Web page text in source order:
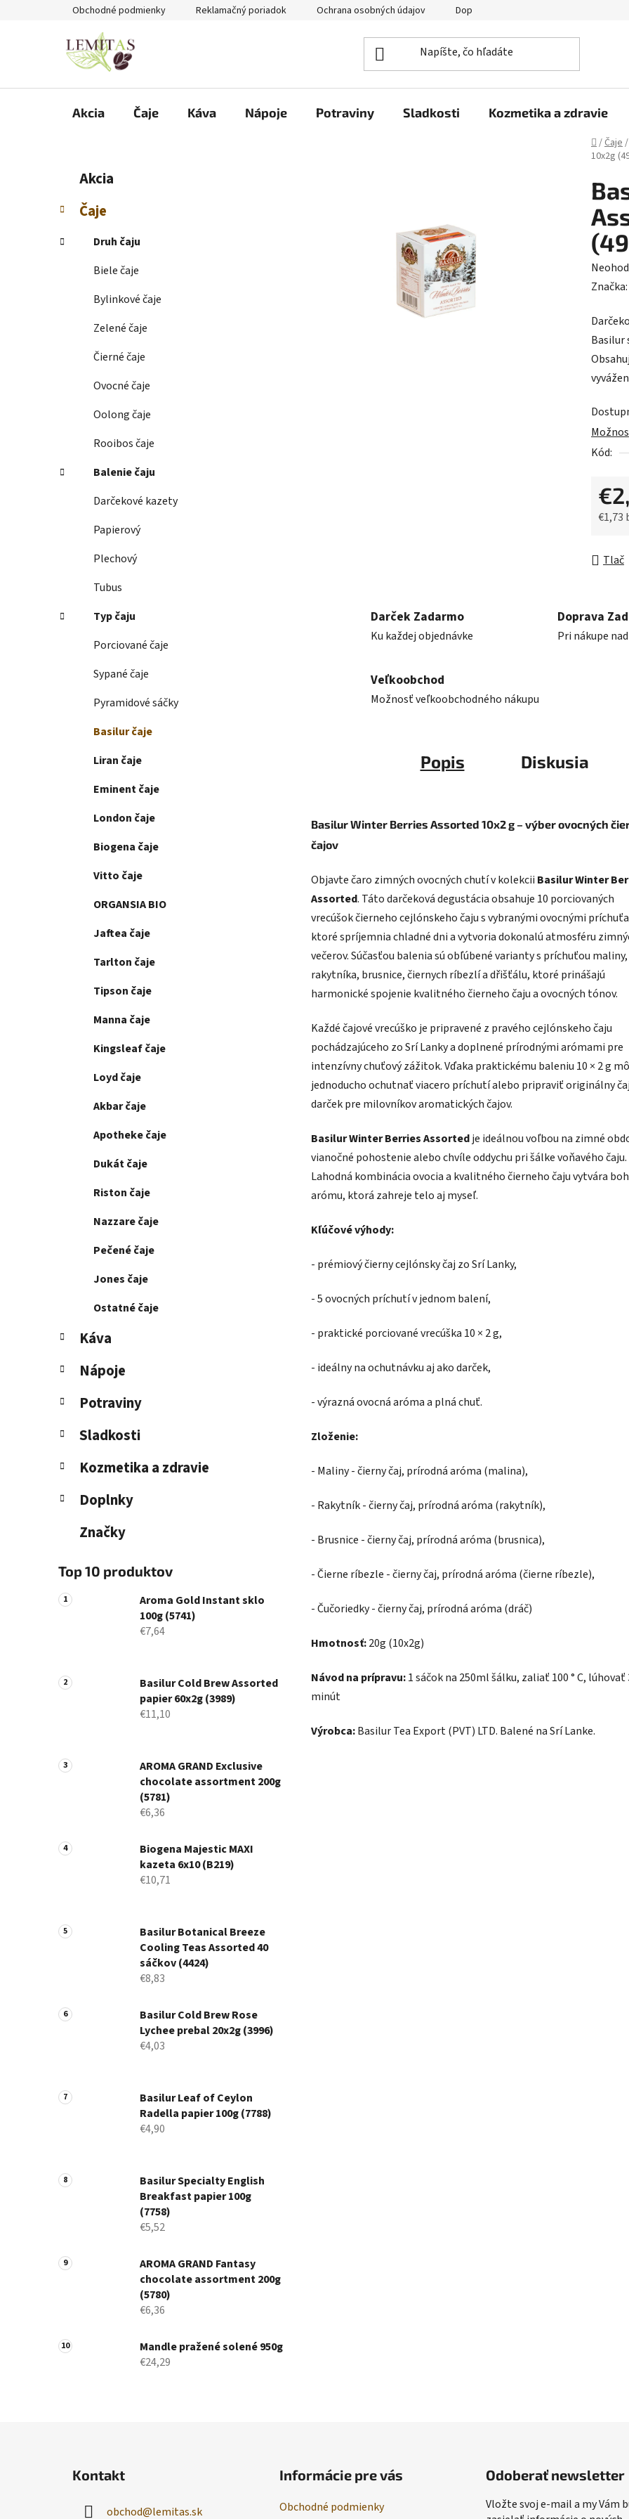
Obchodné podmienky Reklamačný poriadok Ochrana osobných údajov Doprava a platba
Akcia Čaje Káva Nápoje Potraviny Sladkosti Kozmetika a zdravie
Domov
/Čaje/
10x2g
č
ý
Preskočiť
kategórie
t
e
ó
Akcia
Čaje
Druh čaju
Biele čaje
Bylinkové čaje
Zelené čaje
Čierné čaje
Ovocné čaje
Oolong čaje
Rooibos čaje
Balenie čaju
Darčekové kazety
Papierový
Plechový
Tubus
Typ čaju
Porciované čaje
Sypané čaje
Pyramidové sáčky
Basilur čaje
Liran čaje
Eminent čaje
London čaje
Biogena čaje
Vitto čaje
ORGANSIA BIO
Jaftea čaje
Tarlton čaje
Tipson čaje
Manna čaje
Kingsleaf čaje
Loyd čaje
Akbar čaje
Apotheke čaje
Dukát čaje
Riston čaje
Nazzare čaje
Pečené čaje
Jones čaje
Ostatné čaje
Káva
Nápoje
Potraviny
Sladkosti
Kozmetika a zdravie
Doplnky
Značky
Top 10 produktov
Aroma Gold Instant sklo
100g (5741)
€7,64
Basilur Cold Brew Assorted
papier 60x2g (3989)
€11,10
AROMA GRAND Exclusive
chocolate assortment 200g
(5781)
€6,36
Biogena Majestic MAXI
kazeta 6x10 (B219)
€10,71
Basilur Botanical Breeze
Cooling Teas Assorted 40
sáčkov (4424)
€8,83
Basilur Cold Brew Rose
Lychee prebal 20x2g (3996)
€4,03
Basilur Leaf of Ceylon
Radella papier 100g (7788)
€4,90
Basilur Specialty English
Breakfast papier 100g
(7758)
€5,52
AROMA GRAND Fantasy
chocolate assortment 200g
(5780)
€6,36
Mandle pražené solené 950g
€24,29
je
0,0
z
5
Značka:
Basilur
Kód:
€1,73
Tlač
Darček Zadarmo
Ku každej objednávke
Doprava
Pri nákupe
Veľkoobchod
Možnosť veľkoobchodného nákupu
Popis Diskusia
Basilur Winter Berries Assorted 10x2 g – výber ovocných
čajov
Objavte čaro zimných ovocných chutí v kolekcii BasilurWinter
Assorted. Táto darčeková degustácia obsahuje 10 porciovaných
vrecúšok čierneho cejlónskeho čaju s vybranými ovocnými
ktoré spríjemnia chladné dni a vytvoria dokonalú atmosféru
večerov. Súčasťou balenia sú obľúbené varianty s príchuťou maliny,
rakytníka, brusnice, čiernych ríbezlí a dřišťálu, ktoré prinášajú
harmonické spojenie kvalitného čierneho čaju a ovocných tónov.
Každé čajové vrecúško je pripravené z pravého cejlónskeho čaju
pochádzajúceho zo Srí Lanky a doplnené prírodnými arómami pre
intenzívny chuťový zážitok. Vďaka praktickému baleniu 10 × 2 g
jednoducho ochutnať viacero príchutí alebo pripraviť originálny
darček pre milovníkov aromatických čajov.
Basilur Winter Berries Assortedje ideálnou voľbou na zimné
vianočné pohostenie alebo chvíle oddychu pri šálke voňavého čaju.
Lahodná kombinácia ovocia a kvalitného čierneho čaju vytvára
arómu, ktorá zahreje telo aj myseľ.
Kľúčové výhody:
- prémiový čierny cejlónsky čaj zo Srí Lanky,
- 5 ovocných príchutí v jednom balení,
- praktické porciované vrecúška 10 × 2 g,
- ideálny na ochutnávku aj ako darček,
- výrazná ovocná aróma a plná chuť.
Zloženie:
- Maliny - čierny čaj, prírodná aróma (malina),
- Rakytník - čierny čaj, prírodná aróma (rakytník),
- Brusnice - čierny čaj, prírodná aróma (brusnica),
- Čierne ríbezle - čierny čaj, prírodná aróma (čierne ríbezle),
- Čučoriedky - čierny čaj, prírodná aróma (dráč)
Hmotnosť:20g (10x2g)
Návod na prípravu:1 sáčok na 250ml šálku, zaliať 100 ° C, lúhovať
minút
Výrobca:Basilur Tea Export (PVT) LTD. Balené na Srí Lanke.
Kontakt
obchod@lemitas.sk
Informácie pre vás
Obchodné podmienky
Odoberať newsletter
Vložte svoj e-mail a my Vám